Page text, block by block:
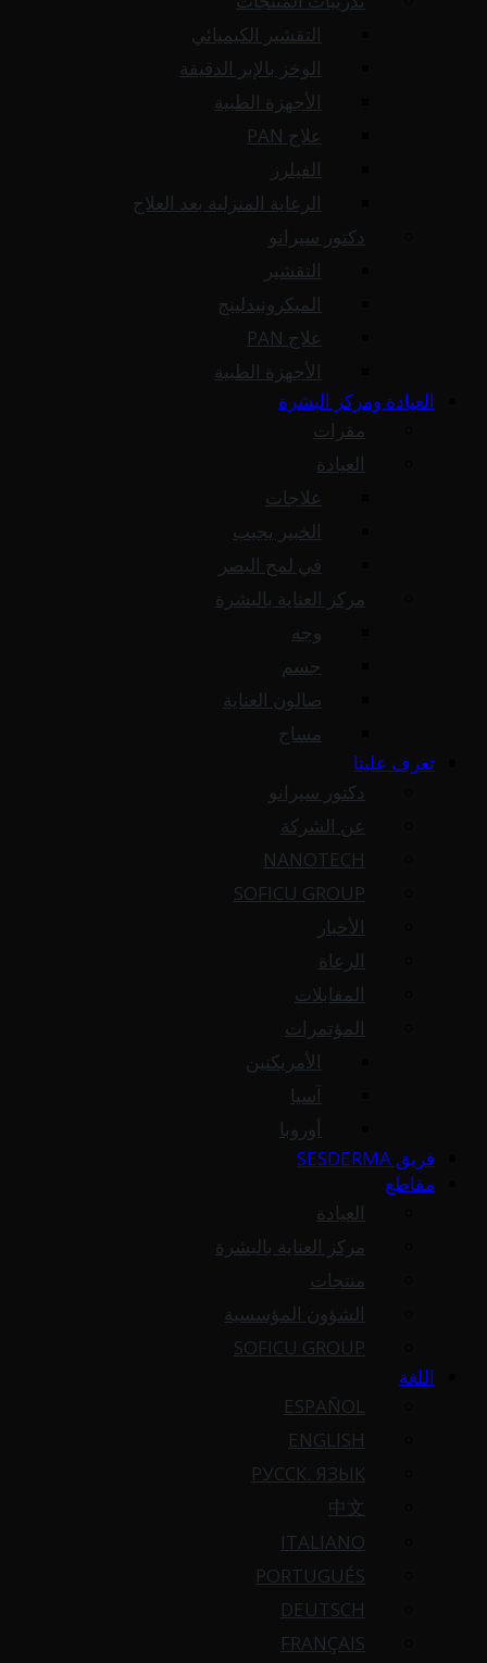
التقشير الكيميائي
الوخز بالإبر الدقيقة
الأجهزة الطبية
علاج PAN
الفيلرز
الرعاية المنزلية بعد العلاج
دكتور سيرانو
التقشير
الميكرونيدلينج
علاج PAN
الأجهزة الطبية
العيادة ومركز البشرة
مقرات
العيادة
علاجات
الخبير يجيب
في لمح البصر
مركز العناية بالبشرة
وجه
جسم
صالون العناية
مساج
تعرف علينا
دكتور سيرانو
عن الشركة
NANOTECH
SOFICU GROUP
الأخبار
الرعاة
المقابلات
المؤتمرات
الأمريكتين
آسيا
أوروبا
فريق SESDERMA
مقاطع
العيادة
مركز العناية بالبشرة
منتجات
الشؤون المؤسسية
SOFICU GROUP
اللغة
ESPAÑOL
ENGLISH
РУССК. ЯЗЫК
中文
ITALIANO
PORTUGUÉS
DEUTSCH
FRANÇAIS